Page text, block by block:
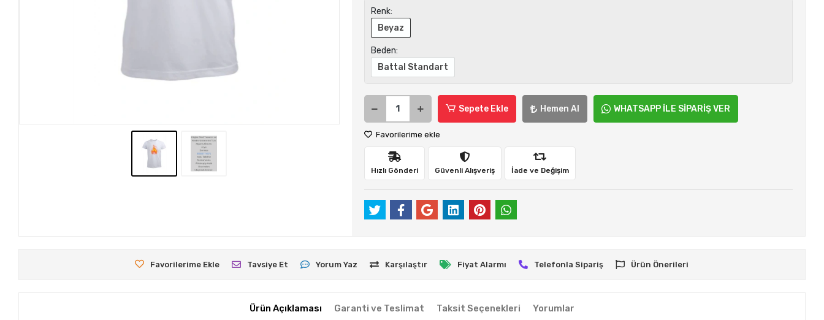
Renk:
Beyaz
Beden:
Battal Standart
Sepete Ekle Hemen Al WHATSAPP İLE SİPARİŞ VER
Favorilerime ekle
Hızlı Gönderi Güvenli Alışveriş İade ve Değişim
Favorilerime Ekle Tavsiye Et Yorum Yaz Karşılaştır Fiyat Alarmı Telefonla Sipariş Ürün Önerileri
Ürün Açıklaması Garanti ve Teslimat Taksit Seçenekleri Yorumlar